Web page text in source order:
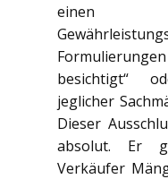
einen
besichtigt“
jeglicher
Dieser
absolut. Er
Verkäufer